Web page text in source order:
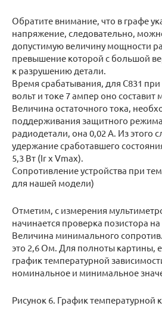
Обратите внимание, что в графе
напряжение, следовательно,
допустимую величину мощности
превышение которой с большой
к разрушению детали.
Время срабатывания, для С831
вольт и токе 7 ампер оно составит
Величина остаточного тока,
поддерживания защитного
радиодетали, она 0,02 А. Из этого
удержание сработавшего
5,3 Вт (Ir x Vmax).
Сопротивление устройства при
для нашей модели)
Отметим, с измерения
начинается проверка позистора
Величина минимального
это 2,6 Ом. Для полноты картины,
график температурной
номинальное и минимальное
Рисунок 6. График температурной